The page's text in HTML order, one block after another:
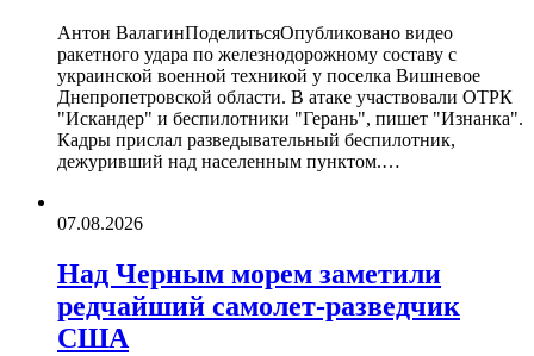
Антон ВалагинПоделитьсяОпубликовано видео
ракетного удара по железнодорожному составу с
украинской военной техникой у поселка Вишневое
Днепропетровской области. В атаке участвовали ОТРК
"Искандер" и беспилотники "Герань", пишет "Изнанка".
Кадры прислал разведывательный беспилотник,
дежуривший над населенным пунктом.…
07.08.2026
Над Черным морем заметили
редчайший самолет-разведчик
США